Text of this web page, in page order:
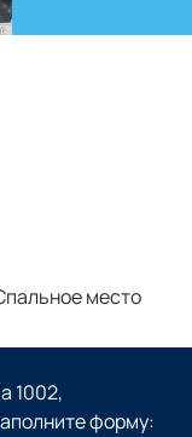
место
1002,
форму: